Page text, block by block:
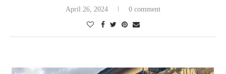
April 26, 2024 0 comment